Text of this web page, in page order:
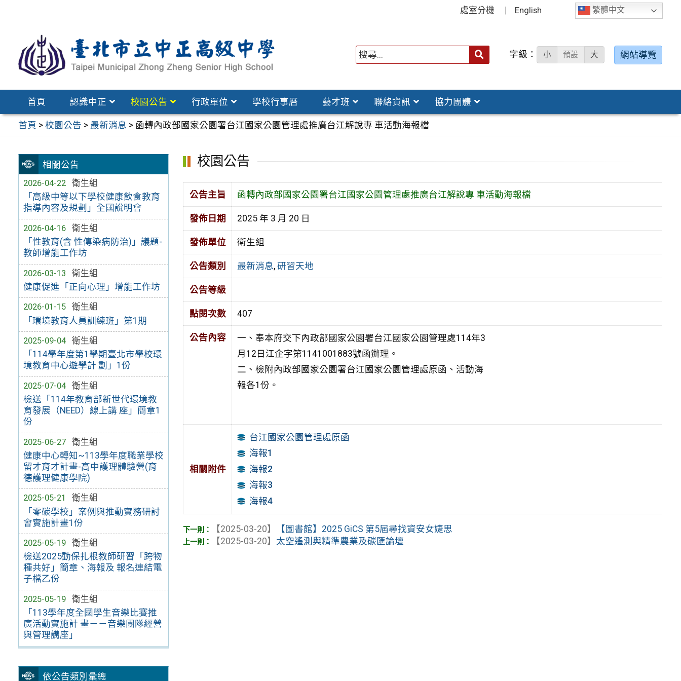
區
繁體中文
處室分機 English
字級： 小 預設 大 網站導覽
首頁 認識中正 校園公告 行政單位 學校行事曆 藝才班 聯絡資訊 協力團體
首頁 >校園公告 > 最新消息 > 函轉內政部國家公園署台江國家公園管理處推廣台江解說專 車活動海報檔
相關公告
2026-04-22
衛生組
「高級中等以下學校健康飲食教育
指導內容及規劃」全國說明會
2026-04-16
衛生組
「性教育(含 性傳染病防治)」議題-
教師增能工作坊
2026-03-13
衛生組
健康促進「正向心理」增能工作坊
2026-01-15
衛生組
「環境教育人員訓練班」第1期
2025-09-04
衛生組
「114學年度第1學期臺北市學校環
境教育中心遊學計 劃」1份
2025-07-04
衛生組
檢送「114年教育部新世代環境教
育發展（NEED）線上講 座」簡章1
份
2025-06-27
衛生組
健康中心轉知~113學年度職業學校
留才育才計畫-高中護理體驗營(育
德護理健康學院)
2025-05-21
衛生組
「零碳學校」案例與推動實務研討
會實施計畫1份
2025-05-19
衛生組
檢送2025動保扎根教師研習「跨物
種共好」簡章、海報及 報名連結電
子檔乙份
2025-05-19
衛生組
「113學年度全國學生音樂比賽推
廣活動實施計 畫－－音樂團隊經營
與管理講座」
依公告類別彙總
校園公告
公告主旨 函轉內政部國家公園署台江國家公園管理處推廣台江解說專 車活動海報檔
發佈日期 2025 年 3 月 20 日
發佈單位 衛生組
公告類別 最新消息, 研習天地
公告等級
點閱次數 407
公告內容
一、奉本府交下內政部國家公園署台江國家公園管理處114年3
月12日江企字第1141001883號函辦理。
二、檢附內政部國家公園署台江國家公園管理處原函、活動海
報各1份。
相關附件
台江國家公園管理處原函
海報1
海報2
海報3
海報4
【2025-03-20】
【圖書館】2025 GiCS 第5屆尋找資安女婕思
【2025-03-20】 太空遙測與精準農業及碳匯論壇